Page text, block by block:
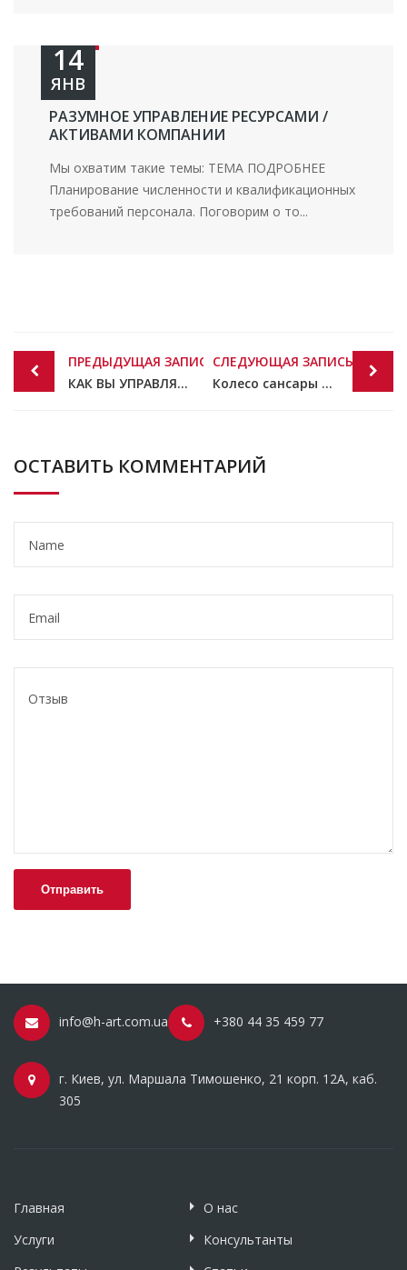
РАЗУМНОЕ УПРАВЛЕНИЕ РЕСУРСАМИ /
АКТИВАМИ КОМПАНИИ
14
ЯНВ
Мы охватим такие темы: ТЕМА ПОДРОБНЕЕ
Планирование численности и квалификационных
требований персонала. Поговорим о то...
Post
navigation
ПРЕДЫДУЩАЯ ЗАПИСЬ
КАК ВЫ УПРАВЛЯЕТЕ САМОЛЕТОМ, ВЕДЬ НА ПРИБОРНОЙ ДОСКЕ ВСЕГО ОДИН ДАТЧИК?
СЛЕДУЮЩАЯ ЗАПИСЬ
Колесо сансары в реалиях украинского бизнеса
ОСТАВИТЬ КОММЕНТАРИЙ
info@h-art.com.ua +380 44 35 459 77
г. Киев, ул. Маршала Тимошенко, 21 корп. 12А, каб.
305
Главная
О нас
Услуги
Консультанты